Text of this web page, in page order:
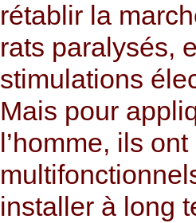
rétablir la
rats paralysés,
stimulations
Mais pour
l’homme, ils
installer à long